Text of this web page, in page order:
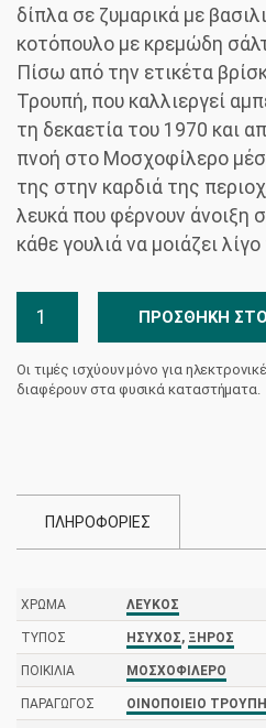
δίπλα σε ζυμαρικά με
κοτόπουλο με κρεμώδη
Πίσω από την ετικέτα
Τρουπή, που καλλιεργεί
τη δεκαετία του 1970 και
πνοή στο Μοσχοφίλερο
της στην καρδιά της
λευκά που φέρνουν άνοιξη
κάθε γουλιά να μοιάζει
Φτέρη
Οινοποιείο
Τρουπή
ΠΡΟΣΘΉΚΗ
Οι τιμές ισχύουν μόνο για
διαφέρουν στα φυσικά καταστήματα.
ΠΛΗΡΟΦΟΡΙΕΣ
ΧΡΏΜΑ ΛΕΥΚΌΣ
ΤΎΠΟΣ ΉΣΥΧΟΣ, ΞΗΡΌΣ
ΠΟΙΚΙΛΊΑ ΜΟΣΧΟΦΊΛΕΡΟ
ΠΑΡΑΓΩΓΌΣ ΟΙΝΟΠΟΙΕΊΟ ΤΡΟΥΠΉ